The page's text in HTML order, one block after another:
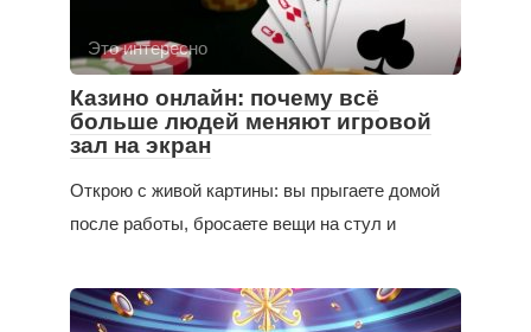
Это интересно
Казино онлайн: почему всё
больше людей меняют игровой
зал на экран
Открою с живой картины: вы прыгаете домой
после работы, бросаете вещи на стул и